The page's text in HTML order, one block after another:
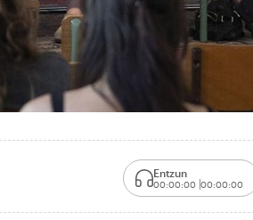
Entzun
00:00:00 00:00:00